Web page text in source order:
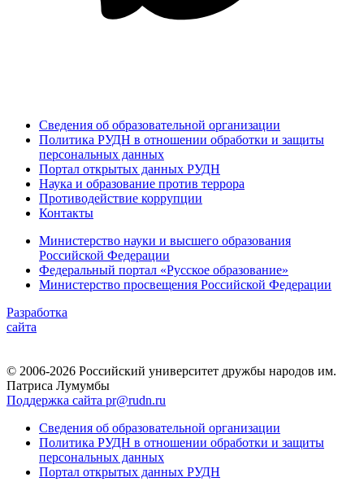
Сведения об образовательной организации
Политика РУДН в отношении обработки и защиты
персональных данных
Портал открытых данных РУДН
Наука и образование против террора
Противодействие коррупции
Контакты
Министерство науки и высшего образования
Российской Федерации
Федеральный портал «Русское образование»
Министерство просвещения Российской Федерации
Разработка
сайта
© 2006-2026 Российский университет дружбы народов им.
Патриса Лумумбы
Поддержка сайта pr@rudn.ru
Сведения об образовательной организации
Политика РУДН в отношении обработки и защиты
персональных данных
Портал открытых данных РУДН